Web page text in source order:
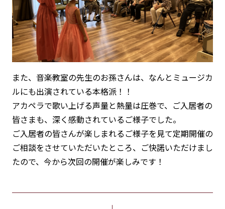
また、音楽教室の先生のお孫さんは、なんとミュージカ
ルにも出演されている本格派！！
アカペラで歌い上げる声量と熱量は圧巻で、ご入居者の
皆さまも、深く感動されているご様子でした。
ご入居者の皆さんが楽しまれるご様子を見て定期開催の
ご相談をさせていただいたところ、ご快諾いただけまし
たので、今から次回の開催が楽しみです！